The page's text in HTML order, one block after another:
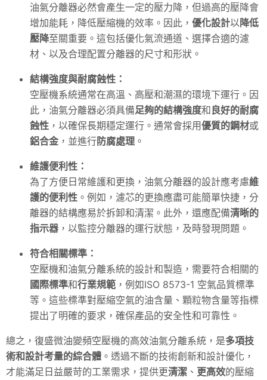
油氣分離器必然會產生一定的壓力降，但過高的壓降會
增加能耗，降低壓縮機的效率。因此， 優化設計以降低
壓降至關重要。這包括優化氣流通道、選擇合適的濾
材、以及合理配置分離器的尺寸和形狀。
結構強度與耐腐蝕性：
空壓機系統通常在高溫、高壓和潮濕的環境下運行。因
此，油氣分離器必須具備足夠的結構強度和良好的耐腐
蝕性 ，以確保長期穩定運行。通常會採用優質的鋼材或
鋁合金 ，並進行防腐處理 。
維護便利性：
為了方便日常維護和更換，油氣分離器的設計應考慮維
護的便利性 。例如，濾芯的更換應盡可能簡單快捷，分
離器的結構應易於拆卸和清潔。此外，還應配備清晰的
指示器 ，以監控分離器的運行狀態，及時發現問題。
符合相關標準：
空壓機和油氣分離系統的設計和製造，需要符合相關的
國際標準和行業規範 ，例如ISO 8573-1 空氣品質標準
等。這些標準對壓縮空氣的油含量、顆粒物含量等指標
提出了明確的要求，確保產品的安全性和可靠性。
總之，復盛微油變頻空壓機的高效油氣分離系統，是多項技
術和設計考量的綜合體 。透過不斷的技術創新和設計優化，
才能滿足日益嚴苛的工業需求，提供更清潔 、 更高效的壓縮